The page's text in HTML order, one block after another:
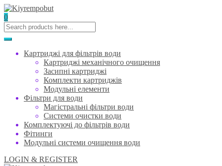
0
Картриджі для фільтрів води
Картриджі механічного очищення
Засипні картриджі
Комплекти картриджів
Модульні елементи
Фільтри для води
Магістральні фільтри води
Системи очистки води
Комплектуючі до фільтрів води
Фітинги
Модульні системи очищення води
LOGIN & REGISTER